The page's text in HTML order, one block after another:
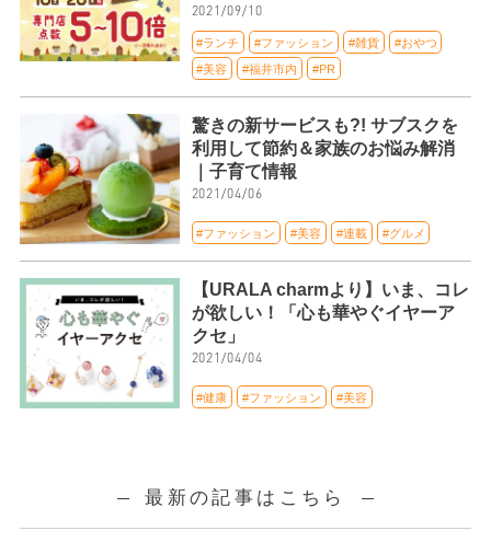
2021/09/10
#ランチ #ファッション #雑貨 #おやつ
#美容 #福井市内 #PR
驚きの新サービスも?! サブスクを
利用して節約＆家族のお悩み解消
｜子育て情報
2021/04/06
#ファッション #美容 #連載 #グルメ
【URALA charmより】いま、コレ
が欲しい！「心も華やぐイヤーア
クセ」
2021/04/04
#健康 #ファッション #美容
最新の記事はこちら